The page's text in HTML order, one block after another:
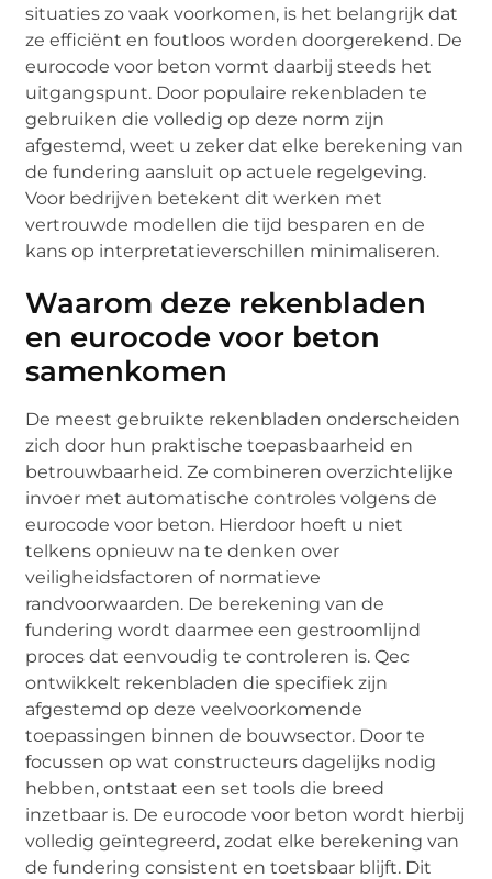
situaties zo vaak voorkomen, is het belangrijk dat
ze efficiënt en foutloos worden doorgerekend. De
eurocode voor beton vormt daarbij steeds het
uitgangspunt. Door populaire rekenbladen te
gebruiken die volledig op deze norm zijn
afgestemd, weet u zeker dat elke berekening van
de fundering aansluit op actuele regelgeving.
Voor bedrijven betekent dit werken met
vertrouwde modellen die tijd besparen en de
kans op interpretatieverschillen minimaliseren.
Waarom deze rekenbladen
en eurocode voor beton
samenkomen
De meest gebruikte rekenbladen onderscheiden
zich door hun praktische toepasbaarheid en
betrouwbaarheid. Ze combineren overzichtelijke
invoer met automatische controles volgens de
eurocode voor beton. Hierdoor hoeft u niet
telkens opnieuw na te denken over
veiligheidsfactoren of normatieve
randvoorwaarden. De berekening van de
fundering wordt daarmee een gestroomlijnd
proces dat eenvoudig te controleren is. Qec
ontwikkelt rekenbladen die specifiek zijn
afgestemd op deze veelvoorkomende
toepassingen binnen de bouwsector. Door te
focussen op wat constructeurs dagelijks nodig
hebben, ontstaat een set tools die breed
inzetbaar is. De eurocode voor beton wordt hierbij
volledig geïntegreerd, zodat elke berekening van
de fundering consistent en toetsbaar blijft. Dit